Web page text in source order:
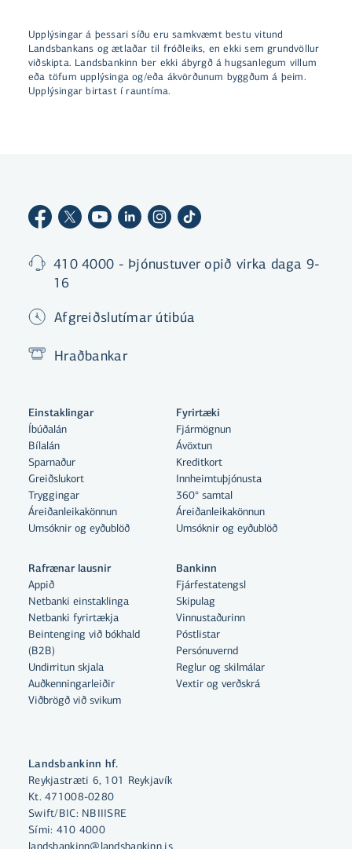
Með því að smella á „Leyfa allar“
samþykkir þú notkun á vefkökum
til þess að auka virkni vefsins,
greina vefnotkun og aðstoða við
Velja vefkökur
Upplýsingar á þessari síðu eru samkvæmt bestu vitund
Landsbankans og ætlaðar til fróðleiks, en ekki sem grundvöllur
viðskipta. Landsbankinn ber ekki ábyrgð á hugsanlegum villum
eða töfum upplýsinga og/eða ákvörðunum byggðum á þeim.
Upplýsingar birtast í rauntíma.
410 4000 - Þjónustuver opið virka daga 9-
16
Afgreiðslutímar útibúa
Hraðbankar
Landsbankinn hf.
Reykjastræti 6, 101 Reykjavík
Kt. 471008-0280
Swift/BIC: NBIIISRE
Sími: 410 4000
landsbankinn@landsbankinn.is
Einstaklingar
Íbúðalán
Bílalán
Sparnaður
Greiðslukort
Tryggingar
Áreiðanleikakönnun
Umsóknir og eyðublöð
Fyrirtæki
Fjármögnun
Ávöxtun
Kreditkort
Innheimtuþjónusta
360° samtal
Áreiðanleikakönnun
Umsóknir og eyðublöð
Rafrænar lausnir
Appið
Netbanki einstaklinga
Netbanki fyrirtækja
Beintenging við bókhald
(B2B)
Undirritun skjala
Auðkenningarleiðir
Viðbrögð við svikum
Bankinn
Fjárfestatengsl
Skipulag
Vinnustaðurinn
Póstlistar
Persónuvernd
Reglur og skilmálar
Vextir og verðskrá